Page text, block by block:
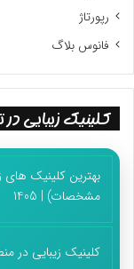
رپورتاژ
فانوس بلاگ
کلینیک زیبایی در
مشخصات) | 1405
کلینیک زیبایی در